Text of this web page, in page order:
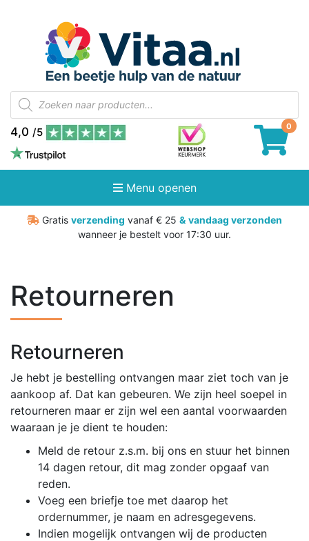
Producten
zoeken
4,0 /5
Menu openen
Gratis verzending vanaf € 25 & vandaag verzonden
wanneer je bestelt voor 17:30 uur.
Retourneren
Retourneren
Je hebt je bestelling ontvangen maar ziet toch van je
aankoop af. Dat kan gebeuren. We zijn heel soepel in
retourneren maar er zijn wel een aantal voorwaarden
waaraan je je dient te houden:
Meld de retour z.s.m. bij ons en stuur het binnen
14 dagen retour, dit mag zonder opgaaf van
reden.
Voeg een briefje toe met daarop het
ordernummer, je naam en adresgegevens.
Indien mogelijk ontvangen wij de producten